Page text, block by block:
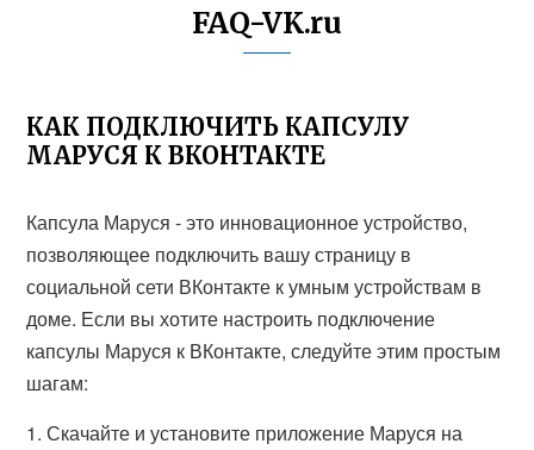
FAQ-VK.ru
КАК ПОДКЛЮЧИТЬ КАПСУЛУ
МАРУСЯ К ВКОНТАКТЕ
Капсула Маруся - это инновационное устройство,
позволяющее подключить вашу страницу в
социальной сети ВКонтакте к умным устройствам в
доме. Если вы хотите настроить подключение
капсулы Маруся к ВКонтакте, следуйте этим простым
шагам:
1. Скачайте и установите приложение Маруся на